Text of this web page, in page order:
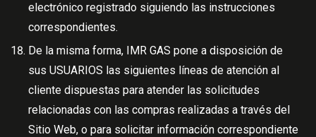
electrónico registrado siguiendo las instrucciones
correspondientes.
De la misma forma, IMR GAS pone a disposición de
sus USUARIOS las siguientes líneas de atención al
cliente dispuestas para atender las solicitudes
relacionadas con las compras realizadas a través del
Sitio Web, o para solicitar información correspondiente